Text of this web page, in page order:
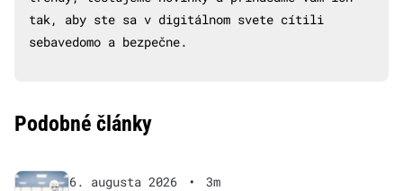
tak, aby ste sa v digitálnom svete cítili
sebavedomo a bezpečne.
Podobné články
6. augusta 2026 •
3m